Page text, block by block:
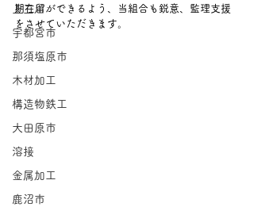
上三川
宇都宮市
那須塩原市
木材加工
構造物鉄工
大田原市
溶接
金属加工
鹿沼市
期在留ができるよう、当組合も鋭意、監理支援
をさせていただきます。